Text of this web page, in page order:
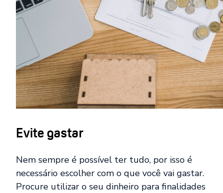
Evite gastar
Nem sempre é possível ter tudo, por isso é
necessário escolher com o que você vai gastar.
Procure utilizar o seu dinheiro para finalidades